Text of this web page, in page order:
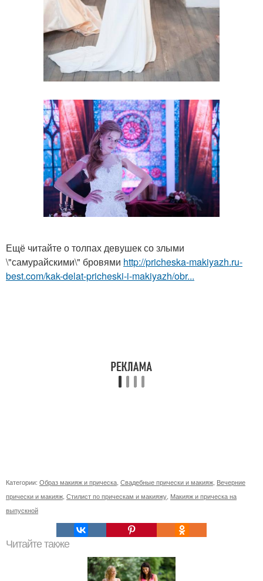
Ещё читайте о толпах девушек со злыми
\"самурайскими\" бровями http://pricheska-makiyazh.ru-
best.com/kak-delat-pricheski-i-makiyazh/obr...
Категории: Образ макияж и прическа Свадебные прически и макияж Вечерние
прически и макияж Стилист по прическам и макияжу Макияж и прическа на
выпускной
Читайте также